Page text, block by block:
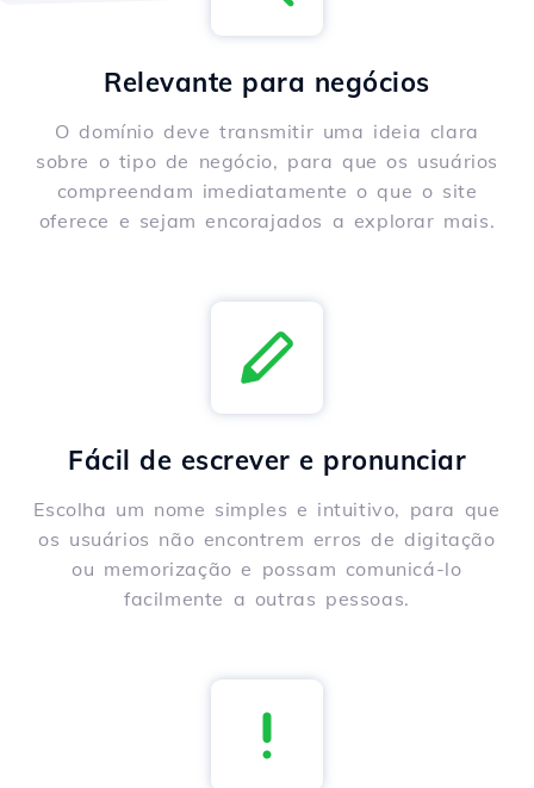
Relevante para negócios
O domínio deve transmitir uma ideia clara
sobre o tipo de negócio, para que os usuários
compreendam imediatamente o que o site
oferece e sejam encorajados a explorar mais.
Fácil de escrever e pronunciar
Escolha um nome simples e intuitivo, para que
os usuários não encontrem erros de digitação
ou memorização e possam comunicá-lo
facilmente a outras pessoas.